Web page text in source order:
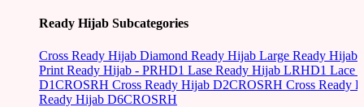
Ready Hijab Subcategories
Cross Ready Hijab Diamond Ready Hijab Large Ready Hijab
Print Ready Hijab - PRHD1 Lase Ready Hijab LRHD1 Lace
D1CROSRH Cross Ready Hijab D2CROSRH Cross Ready
Ready Hijab D6CROSRH